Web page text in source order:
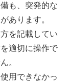
も、突発的な
あります。
を記載してい
適切に操作で
。
用できなかっ